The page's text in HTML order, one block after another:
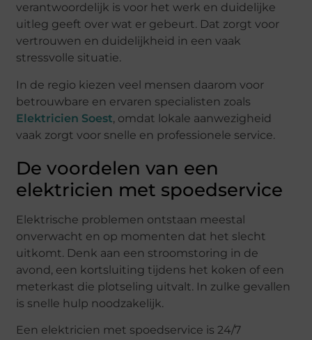
verantwoordelijk is voor het werk en duidelijke
uitleg geeft over wat er gebeurt. Dat zorgt voor
vertrouwen en duidelijkheid in een vaak
stressvolle situatie.
In de regio kiezen veel mensen daarom voor
betrouwbare en ervaren specialisten zoals
Elektricien Soest, omdat lokale aanwezigheid
vaak zorgt voor snelle en professionele service.
De voordelen van een
elektricien met spoedservice
Elektrische problemen ontstaan meestal
onverwacht en op momenten dat het slecht
uitkomt. Denk aan een stroomstoring in de
avond, een kortsluiting tijdens het koken of een
meterkast die plotseling uitvalt. In zulke gevallen
is snelle hulp noodzakelijk.
Een elektricien met spoedservice is 24/7